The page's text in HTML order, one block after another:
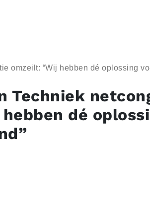
omzeilt: “Wij hebben dé oplossing
Techniek
dé